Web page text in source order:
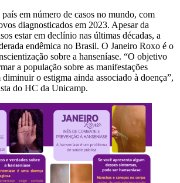
em número de casos no mundo, com
diagnosticados em 2023. Apesar da
estar em declínio nas últimas décadas, a
endêmica no Brasil. O Janeiro Roxo é o
sobre a hanseníase. “O objetivo
a população sobre as manifestações
o estigma ainda associado à doença”,
do HC da Unicamp.